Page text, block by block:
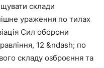
склади
ураження по тилах
Сил оборони
12 &ndash; по
складу озброєння та